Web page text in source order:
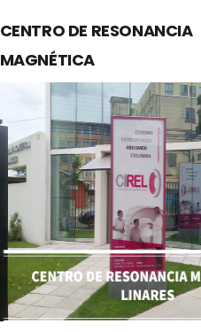
CENTRO DE RESONANCIA
MAGNÉTICA